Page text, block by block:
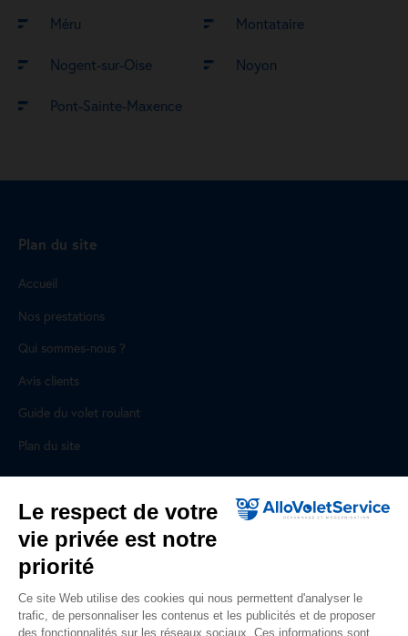
Méru Montataire
Nogent-sur-Oise Noyon
Pont-Sainte-Maxence
Plan du site
Accueil
Nos prestations
Qui sommes-nous ?
Avis clients
Guide du volet roulant
Plan du site
Pour les professionnels
Professionnels, des prestations ad hoc
Rejoignez un réseau national, nous recrutons !
Liens utiles
Le respect de votre
vie privée est notre
priorité
Ce site Web utilise des cookies qui nous permettent d'analyser le
trafic, de personnaliser les contenus et les publicités et de proposer
des fonctionnalités sur les réseaux sociaux. Ces informations sont